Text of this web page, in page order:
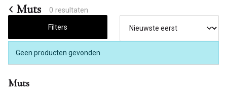
Mannenmode
de
Rooij
Muts 0 resultaten
Filters
Geen producten gevonden
Muts